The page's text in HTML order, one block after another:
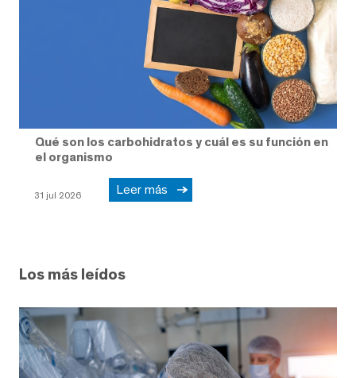
Qué son los carbohidratos y cuál es su función en
el organismo
31 jul 2026 Leer más
Los más leídos